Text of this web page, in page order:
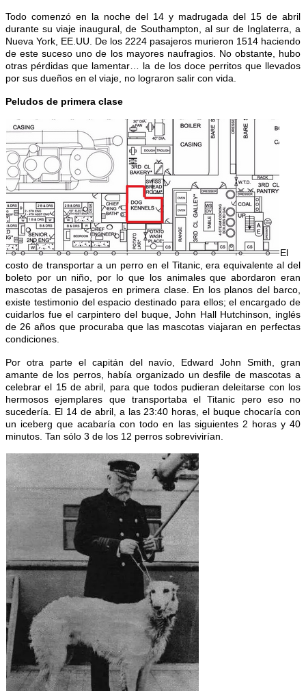
Todo comenzó en la noche del 14 y madrugada del 15 de abril
durante su viaje inaugural, de Southampton, al sur de Inglaterra, a
Nueva York, EE.UU. De los 2224 pasajeros murieron 1514 haciendo
de este suceso uno de los mayores naufragios. No obstante, hubo
otras pérdidas que lamentar… la de los doce perritos que llevados
por sus dueños en el viaje, no lograron salir con vida.
Peludos de primera clase
El
costo de transportar a un perro en el Titanic, era equivalente al del
boleto por un niño, por lo que los animales que abordaron eran
mascotas de pasajeros en primera clase. En los planos del barco,
existe testimonio del espacio destinado para ellos; el encargado de
cuidarlos fue el carpintero del buque, John Hall Hutchinson, inglés
de 26 años que procuraba que las mascotas viajaran en perfectas
condiciones.
Por otra parte el capitán del navío, Edward John Smith, gran
amante de los perros, había organizado un desfile de mascotas a
celebrar el 15 de abril, para que todos pudieran deleitarse con los
hermosos ejemplares que transportaba el Titanic pero eso no
sucedería. El 14 de abril, a las 23:40 horas, el buque chocaría con
un iceberg que acabaría con todo en las siguientes 2 horas y 40
minutos. Tan sólo 3 de los 12 perros sobrevivirían.